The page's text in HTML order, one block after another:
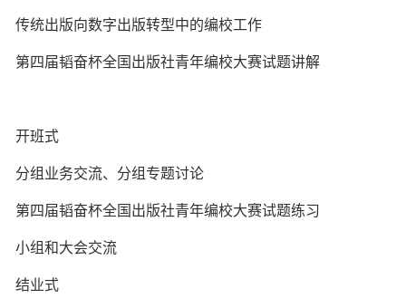
传统出版向数字出版转型中的编校工作
第四届韬奋杯全国出版社青年编校大赛试题讲解
开班式
分组业务交流、分组专题讨论
第四届韬奋杯全国出版社青年编校大赛试题练习
小组和大会交流
结业式